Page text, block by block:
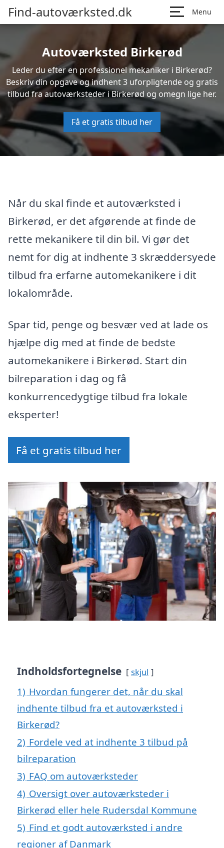
Find-autoværksted.dk Menu
Autoværksted Birkerød
Leder du efter en professionel mekaniker i Birkerød?
Beskriv din opgave og indhent 3 uforpligtende og gratis
tilbud fra autoværksteder i Birkerød og omegn lige her.
Få et gratis tilbud her
Når du skal finde et autoværksted i
Birkerød, er det afgørende at finde de
rette mekanikere til din bil. Vi gør det
nemt for dig at indhente 3 skræddersyede
tilbud fra erfarne automekanikere i dit
lokalområde.
Spar tid, penge og besvær ved at lade os
hjælpe dig med at finde de bedste
automekanikere i Birkerød. Start din
bilreparation i dag og få
konkurrencedygtige tilbud fra lokale
eksperter!
Få et gratis tilbud her
Indholdsfortegnelse skjul
1) Hvordan fungerer det, når du skal
indhente tilbud fra et autoværksted i
Birkerød?
2) Fordele ved at indhente 3 tilbud på
bilreparation
3) FAQ om autoværksteder
4) Oversigt over autoværksteder i
Birkerød eller hele Rudersdal Kommune
5) Find et godt autoværksted i andre
regioner af Danmark